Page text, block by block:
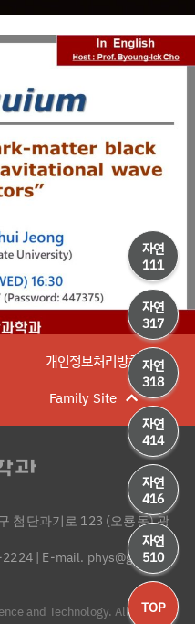
자연
111
자연
317
자연
318
자연
414
자연
416
자연
510
TOP
개인정보처리방침
Family Site
첨단과기로 123 (오룡동) 광
2224| E-mail. phys@gist.ac.k
and Technology. All Rights